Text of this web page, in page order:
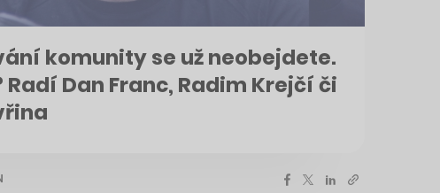
komunity se už neobejdete.
Radí Dan Franc, Radim Krejčí či